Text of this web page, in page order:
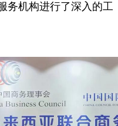
务机构进行了深入的工